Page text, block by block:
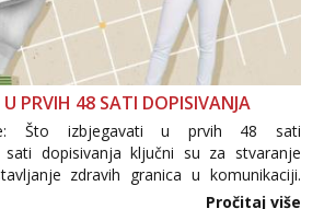
PRVIH 48 SATI DOPISIVANJA
Što izbjegavati u prvih 48 sati
sati dopisivanja ključni su za stvaranje
zdravih granica u komunikaciji.
otkrivanje osobnih ili intimnih
Pročitaj više